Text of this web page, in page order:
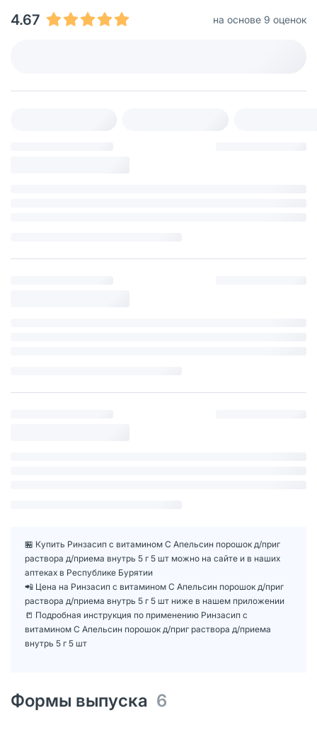
4.67
на основе 9 оценок
🏪 Купить Ринзасип с витамином С Апельсин порошок д/приг
раствора д/приема внутрь 5 г 5 шт можно на сайте и в наших
аптеках в Республике Бурятии
📲 Цена на Ринзасип с витамином С Апельсин порошок д/приг
раствора д/приема внутрь 5 г 5 шт ниже в нашем приложении
📒 Подробная инструкция по применению Ринзасип с
витамином С Апельсин порошок д/приг раствора д/приема
внутрь 5 г 5 шт
Формы выпуска 6